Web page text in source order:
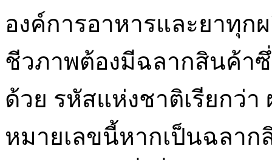
องค์การอาหารและยาทุ
ชีวภาพต้องมีฉลากสินค้า
ด้วย รหัสแห่งชาติเรียก
หมายเลขนี้หากเป็นฉลา